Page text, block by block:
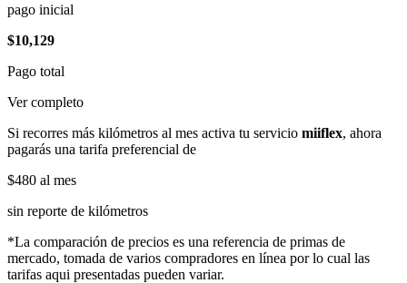
pago inicial
$10,129
Pago total
Ver completo
Si recorres más kilómetros al mes activa tu servicio miiflex, ahora
pagarás una tarifa preferencial de
$480 al mes
sin reporte de kilómetros
*La comparación de precios es una referencia de primas de
mercado, tomada de varios compradores en línea por lo cual las
tarifas aqui presentadas pueden variar.